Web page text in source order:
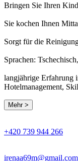
Bringen Sie Ihren
Sie kochen Ihnen
Sorgt für die
Sprachen:
langjährige Erfahrung
Hotelmanagement,
Mehr >
+420 739 944 266
irenaa69m@gmail.com